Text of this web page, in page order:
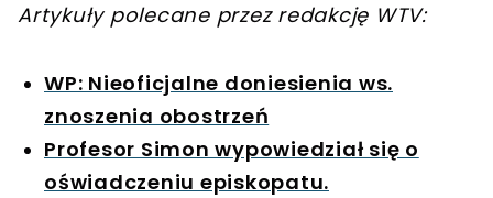
Artykuły polecane przez redakcję WTV:
WP: Nieoficjalne doniesienia ws.
znoszenia obostrzeń
Profesor Simon wypowiedział się o
oświadczeniu episkopatu.